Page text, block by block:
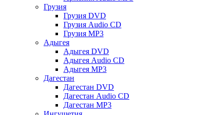
Грузия
Грузия DVD
Грузия Audio CD
Грузия MP3
Адыгея
Адыгея DVD
Адыгея Audio CD
Адыгея MP3
Дагестан
Дагестан DVD
Дагестан Audio CD
Дагестан MP3